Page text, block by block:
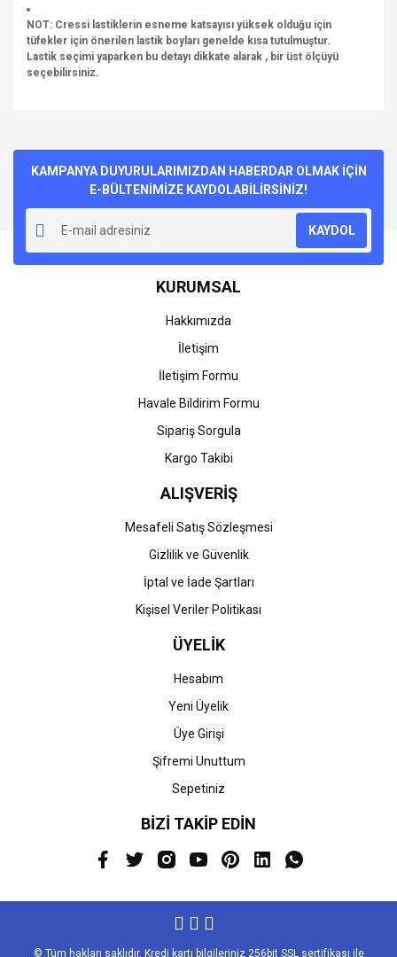
NOT: Cressi lastiklerin esneme katsayısı yüksek olduğu için
tüfekler için önerilen lastik boyları genelde kısa tutulmuştur.
Lastik seçimi yaparken bu detayı dikkate alarak , bir üst ölçüyü
seçebilirsiniz.
Vakumlu
Vakumlu poşetine yazıyor fakat öyle gelmedi
kullanarak tarafımıza iletebilirsiniz.
Görüş ve önerileriniz için teşekkür ederiz.
Ürün resmi kalitesiz, bozuk veya görüntülenemiyor.
Ürün açıklamasında eksik bilgiler bulunuyor.
Ürün bilgilerinde hatalar bulunuyor.
Ürün fiyatı diğer sitelerden daha pahalı.
Gönder
KAMPANYA DUYURULARIMIZDAN HABERDAR OLMAK İÇİN
E-BÜLTENİMİZE KAYDOLABİLİRSİNİZ!
KAYDOL
KURUMSAL
Hakkımızda
İletişim
İletişim Formu
Havale Bildirim Formu
Sipariş Sorgula
Kargo Takibi
ALIŞVERİŞ
Mesafeli Satış Sözleşmesi
Gizlilik ve Güvenlik
İptal ve İade Şartları
Kişisel Veriler Politikası
ÜYELİK
Hesabım
Yeni Üyelik
Üye Girişi
Şifremi Unuttum
Sepetiniz
BİZİ TAKİP EDİN
© Tüm hakları saklıdır. Kredi kartı bilgileriniz 256bit SSL sertifikası ile